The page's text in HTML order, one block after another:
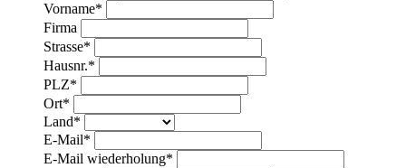
Vorname*
Firma
Strasse*
Hausnr.*
PLZ*
Ort*
Land*
E-Mail*
E-Mail wiederholung*